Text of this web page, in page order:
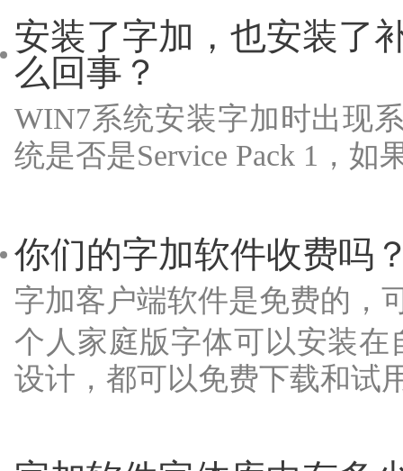
安装了字加，也安装了
么回事？
WIN7系统安装字加时出现
统是否是Service Pack 1，如
你们的字加软件收费吗
字加客户端软件是免费的，
个人家庭版字体可以安装
设计，都可以免费下载和试